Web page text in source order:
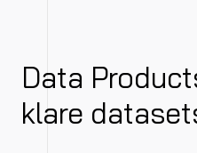
Data
klare